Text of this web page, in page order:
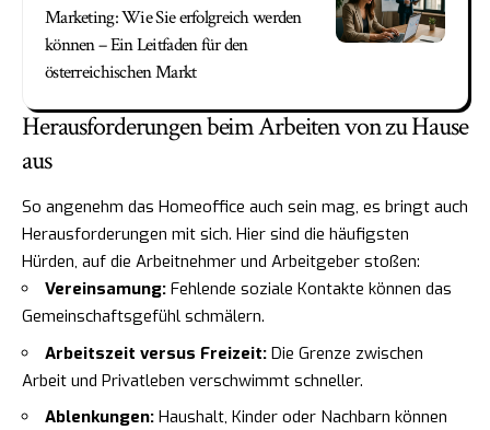
Marketing: Wie Sie erfolgreich werden
können – Ein Leitfaden für den
österreichischen Markt
Herausforderungen beim Arbeiten von zu Hause
aus
So angenehm das Homeoffice auch sein mag, es bringt auch
Herausforderungen mit sich. Hier sind die häufigsten
Hürden, auf die Arbeitnehmer und Arbeitgeber stoßen:
Vereinsamung: Fehlende soziale Kontakte können das
Gemeinschaftsgefühl schmälern.
Arbeitszeit versus Freizeit: Die Grenze zwischen
Arbeit und Privatleben verschwimmt schneller.
Ablenkungen: Haushalt, Kinder oder Nachbarn können